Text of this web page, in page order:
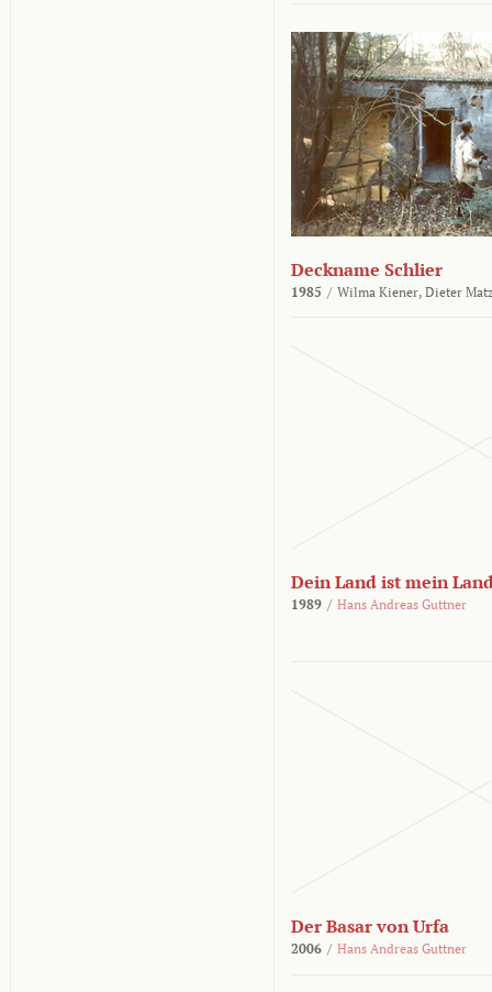
Deckname Schlier
1985 / Wilma Kiener, Dieter
Dein Land ist mein
1989 / Hans Andreas Guttner
Der Basar von Urfa
2006 / Hans Andreas Guttner